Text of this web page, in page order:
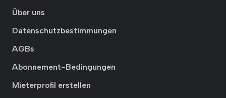
Über uns
Datenschutzbestimmungen
AGBs
Abonnement-Bedingungen
Mieterprofil erstellen